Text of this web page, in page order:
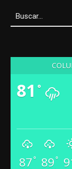
81 °
87 ° 89 °